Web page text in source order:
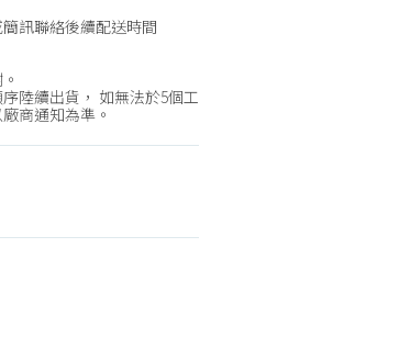
、護具
訊聯絡後續配送時間
陸續出貨， 如無法於5個工
商通知為準。